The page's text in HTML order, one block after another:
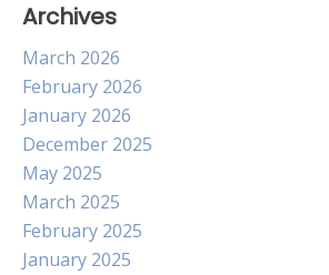
Archives
March 2026
February 2026
January 2026
December 2025
May 2025
March 2025
February 2025
January 2025